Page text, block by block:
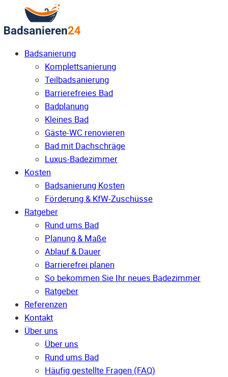
Badsanierung
Komplettsanierung
Teilbadsanierung
Barrierefreies Bad
Badplanung
Kleines Bad
Gäste-WC renovieren
Bad mit Dachschräge
Luxus-Badezimmer
Kosten
Badsanierung Kosten
Förderung & KfW-Zuschüsse
Ratgeber
Rund ums Bad
Planung & Maße
Ablauf & Dauer
Barrierefrei planen
So bekommen Sie Ihr neues Badezimmer
Ratgeber
Referenzen
Kontakt
Über uns
Über uns
Rund ums Bad
Häufig gestellte Fragen (FAQ)